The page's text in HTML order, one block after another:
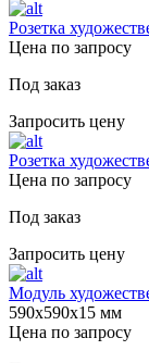
Розетка
Цена по запросу
Под заказ
Запросить цену
Розетка
Цена по запросу
Под заказ
Запросить цену
Модуль
590х590х15 мм
Цена по запросу